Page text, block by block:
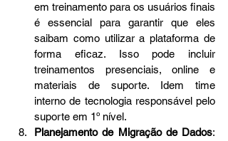
em treinamento para os usuários finais
é essencial para garantir que eles
saibam como utilizar a plataforma de
forma eficaz. Isso pode incluir
treinamentos presenciais, online e
materiais de suporte. Idem time
interno de tecnologia responsável pelo
suporte em 1º nível.
Planejamento de Migração de Dados: